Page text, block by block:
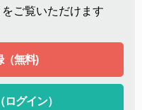
ご覧いただけます
（無料)
グイン）